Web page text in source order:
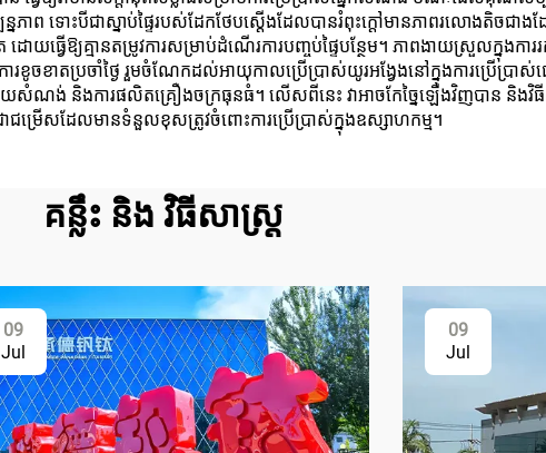
ាព ទោះបីជាស្នាប់ផ្ទៃរបស់ដែកថែបស្តើងដែលបានរំពុះក្តៅមានភាពរលោងតិចជាង
យធ្វើឱ្យគ្មានតម្រូវការសម្រាប់ដំណើរការបញ្ចប់ផ្ទៃបន្ថែម។ ភាពងាយស្រួលក្នុងកា
ខាតប្រចាំថ្ងៃ រួមចំណែកដល់អាយុកាលប្រើប្រាស់យូរអង្វែងនៅក្នុងការប្រើប្រាស់ផ្ស
ស័យសំណង់ និងការផលិតគ្រឿងចក្រធុនធំ។ លើសពីនេះ វាអាចកែច្នៃឡើងវិញបាន និងវិធី
ជម្រើសដែលមានទំនួលខុសត្រូវចំពោះការប្រើប្រាស់ក្នុងឧស្សាហកម្ម។
គន្លឹះ និង វិធីសាស្ត្រ
09
Jul
09
Jul